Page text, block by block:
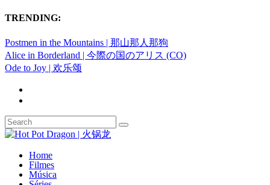
TRENDING:
Postmen in the Mountains | 那山那人那狗
Alice in Borderland | 今際の国のアリス (CO)
Ode to Joy | 欢乐颂
Home
Filmes
Música